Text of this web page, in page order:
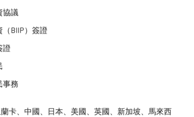
協議
BIIP）簽證
證
事務
卡、中國、日本、美國、英國、新加坡、馬來西